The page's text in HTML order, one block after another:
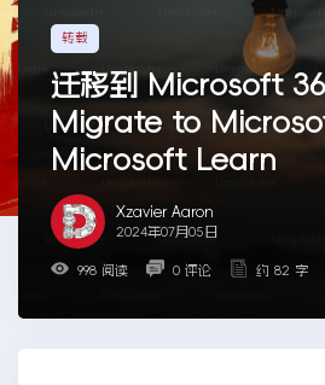
转载
迁移到 Microsoft
Migrate to
Microsoft Learn
Xzavier Aaron
2024年07月05日
998 阅读 0 评论 约 82 字